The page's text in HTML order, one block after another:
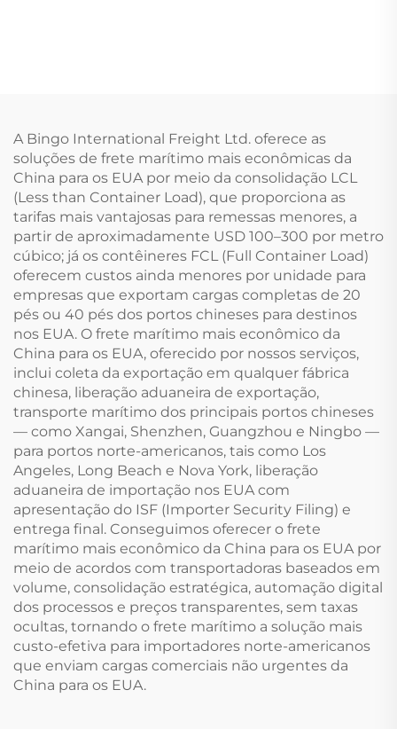
A Bingo International Freight Ltd. oferece as
soluções de frete marítimo mais econômicas da
China para os EUA por meio da consolidação LCL
(Less than Container Load), que proporciona as
tarifas mais vantajosas para remessas menores, a
partir de aproximadamente USD 100–300 por metro
cúbico; já os contêineres FCL (Full Container Load)
oferecem custos ainda menores por unidade para
empresas que exportam cargas completas de 20
pés ou 40 pés dos portos chineses para destinos
nos EUA. O frete marítimo mais econômico da
China para os EUA, oferecido por nossos serviços,
inclui coleta da exportação em qualquer fábrica
chinesa, liberação aduaneira de exportação,
transporte marítimo dos principais portos chineses
— como Xangai, Shenzhen, Guangzhou e Ningbo —
para portos norte-americanos, tais como Los
Angeles, Long Beach e Nova York, liberação
aduaneira de importação nos EUA com
apresentação do ISF (Importer Security Filing) e
entrega final. Conseguimos oferecer o frete
marítimo mais econômico da China para os EUA por
meio de acordos com transportadoras baseados em
volume, consolidação estratégica, automação digital
dos processos e preços transparentes, sem taxas
ocultas, tornando o frete marítimo a solução mais
custo-efetiva para importadores norte-americanos
que enviam cargas comerciais não urgentes da
China para os EUA.